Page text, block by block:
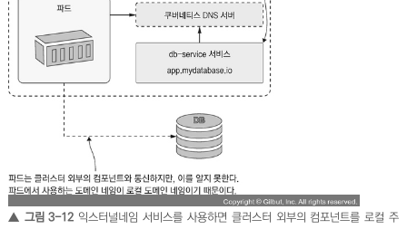
▲ 그림 3-12 익스터널네임 서비스를 사용하면 클러스터 외부의 컴포넌트를 로컬 주